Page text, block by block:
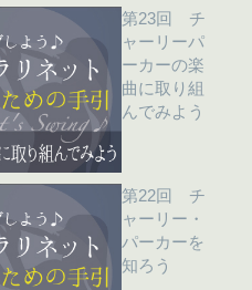
第23回 チ
ャーリーパ
ーカーの楽
曲に取り組
んでみよう
第22回 チ
ャーリー・
パーカーを
知ろう